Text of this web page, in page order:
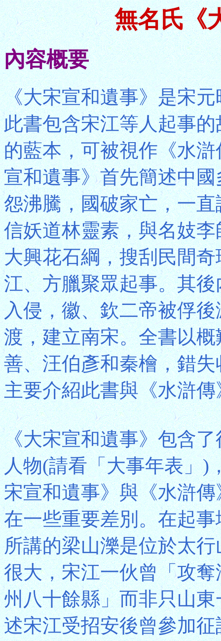
無名氏《
內容概要
《大宋宣和遺事》是宋
此書包含宋江等人起事
的藍本，可被視作《水
宣和遺事》首先簡述中
怨沸騰，國破家亡，一
信妖道林靈素，與名妓
大興花石綱，搜刮民間
江、方臘聚眾起事。其
入侵，徽、欽二帝被俘
渡，建立南宋。全書以
善、汪伯彥和秦檜，錯
主要介紹此書與《水滸
《大宋宣和遺事》包含
人物(請看「大事年表」)
宋宣和遺事》與《水滸
在一些重要差別。在起
所講的梁山濼是位於太
很大，宋江一伙曾「攻
州八十餘縣」而非只山
述宋江受招安後曾參加